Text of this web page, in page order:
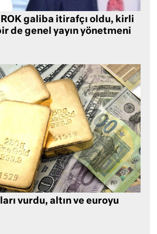
ROK galiba itirafçı oldu, kirli
de genel yayın yönetmeni
vurdu, altın ve euroyu